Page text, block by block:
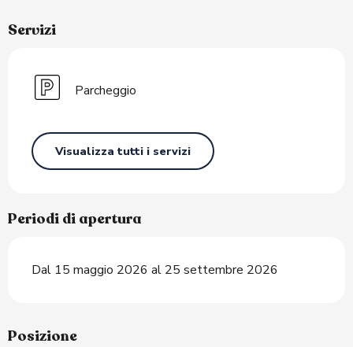
Servizi
Parcheggio
Visualizza tutti i servizi
Periodi di apertura
Dal 15 maggio 2026 al 25 settembre 2026
Posizione